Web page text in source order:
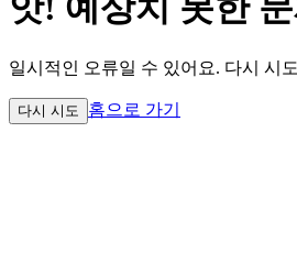
앗! 예상치 못한
일시적인 오류일 수 있어요. 다시 시
다시 시도 홈으로 가기